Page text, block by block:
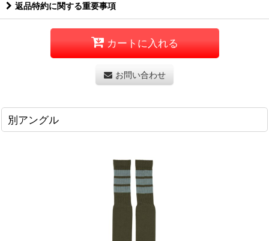
返品特約に関する重要事項
カートに入れる
お問い合わせ
別アングル